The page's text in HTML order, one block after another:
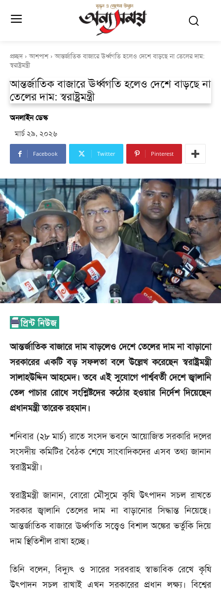
প্রচ্ছদ আশপাশ
আন্তর্জাতিক বাজারে ঊর্ধ্বগতি হলেও দেশে বাড়ছে না তেলের দাম:
স্বরাষ্ট্রমন্ত্রী
আন্তর্জাতিক বাজারে ঊর্ধ্বগতি হলেও দেশে বাড়ছে না
তেলের দাম: স্বরাষ্ট্রমন্ত্রী
অনলাইন ডেস্ক
মার্চ ২৯, ২০২৬
Facebook Twitter Pinterest
আন্তর্জাতিক বাজারে দাম বাড়লেও দেশে তেলের দাম না বাড়ানো
সরকারের একটি বড় সফলতা বলে উল্লেখ করেছেন স্বরাষ্ট্রমন্ত্রী
সালাহউদ্দিন আহমেদ। তবে এই সুযোগে পার্শ্ববর্তী দেশে জ্বালানি
তেল পাচার রোধে সংশ্লিষ্টদের কঠোর হওয়ার নির্দেশ দিয়েছেন
প্রধানমন্ত্রী তারেক রহমান।
শনিবার (২৮ মার্চ) রাতে সংসদ ভবনে আয়োজিত সরকারি দলের
সংসদীয় কমিটির বৈঠক শেষে সাংবাদিকদের এসব তথ্য জানান
স্বরাষ্ট্রমন্ত্রী।
স্বরাষ্ট্রমন্ত্রী জানান, বোরো মৌসুমে কৃষি উৎপাদন সচল রাখতে
সরকার জ্বালানি তেলের দাম না বাড়ানোর সিদ্ধান্ত নিয়েছে।
আন্তর্জাতিক বাজারে ঊর্ধ্বগতি সত্ত্বেও বিশাল অঙ্কের ভর্তুকি দিয়ে
দাম স্থিতিশীল রাখা হচ্ছে।
তিনি বলেন, বিদ্যুৎ ও সারের সরবরাহ স্বাভাবিক রেখে কৃষি
উৎপাদন সচল রাখাই এখন সরকারের প্রধান লক্ষ্য। বিশ্বের